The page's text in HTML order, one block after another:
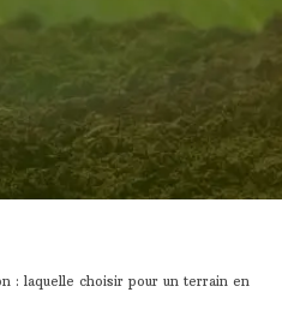
: laquelle choisir pour un terrain en